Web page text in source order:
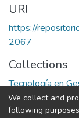
URI
https://
2067
Collections
Tecnología en
Full item
We collect and
following